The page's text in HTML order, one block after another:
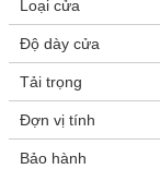
Loại cửa
Độ dày cửa
Tải trọng
Đợn vị tính
Bảo hành